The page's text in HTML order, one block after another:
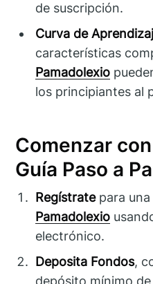
de suscripción.
Curva de
características
Pamadolexio
los principiantes al
Comenzar
Guía Paso a
Regístratepara una
Pamadolexio
electrónico.
Deposita Fondos,
depósito mínimo